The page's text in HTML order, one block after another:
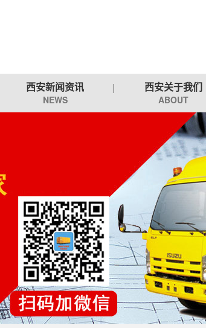
西安新闻资讯
NEWS
西安关于我们
ABOUT